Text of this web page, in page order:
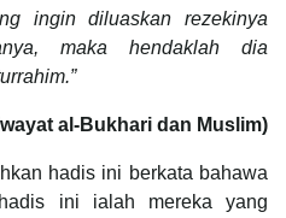
ingin diluaskan rezekinya
maka hendaklah dia
al-Bukhari dan Muslim)
hadis ini berkata bahawa
ini ialah mereka yang